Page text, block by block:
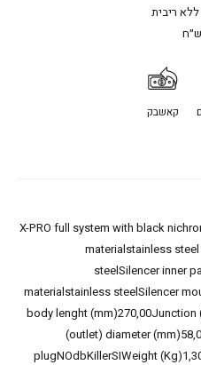
קאשבק
X-PRO full system with black
materialstainless
steelSilencer inner
materialstainless steelSilencer
body lenght
(outlet) diameter
plugNOdbKillerSIWeight